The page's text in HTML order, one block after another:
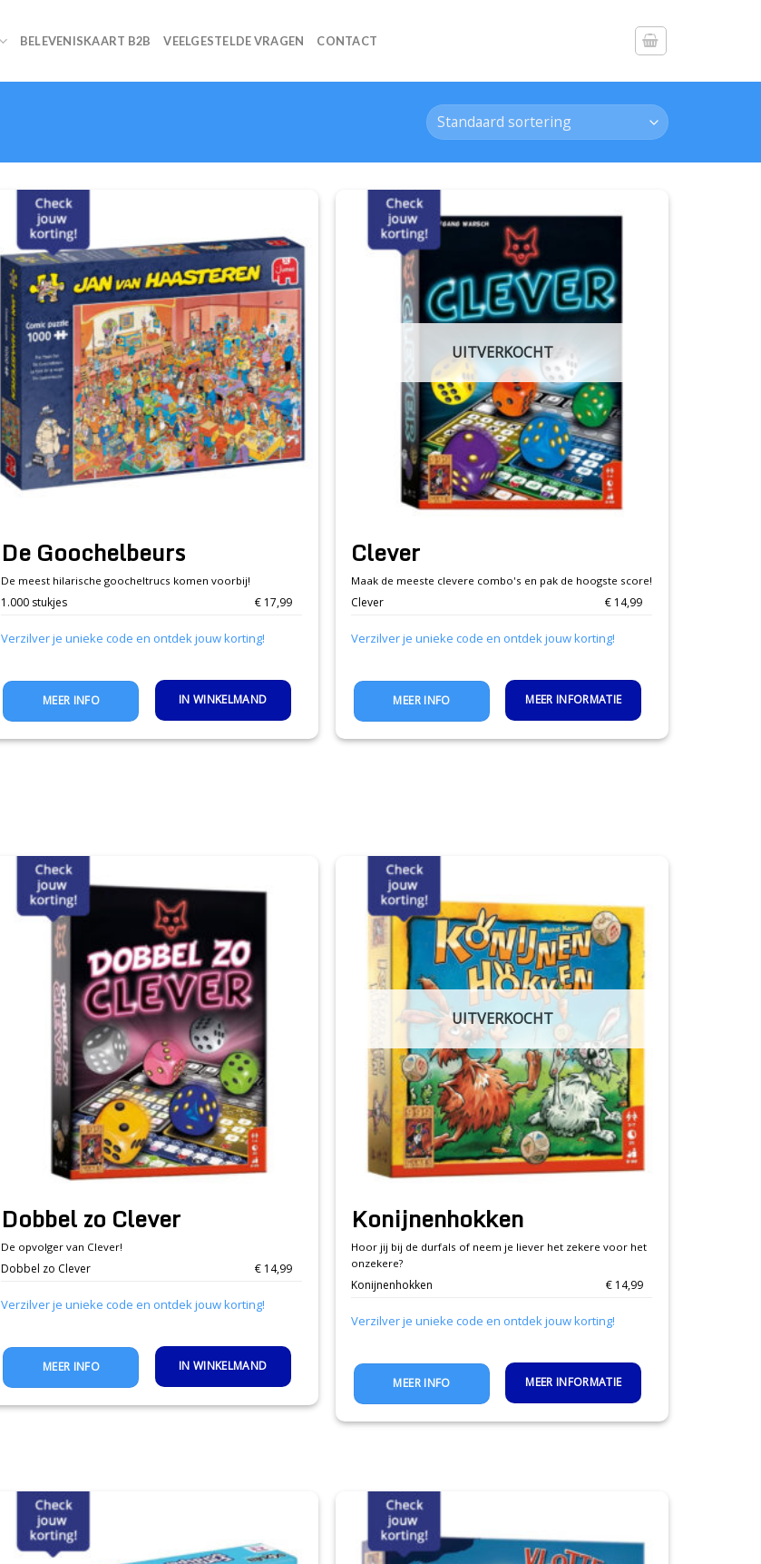
BELEVENISKAART B2B VEELGESTELDE VRAGEN CONTACT
De Goochelbeurs
De meest hilarische goocheltrucs komen voorbij!
1.000 stukjes € 17,99
Verzilver je unieke code en ontdek jouw korting!
IN WINKELMAND
MEER INFO
UITVERKOCHT
Clever
Maak de meeste clevere combo's en pak de hoogste score!
Clever € 14,99
Verzilver je unieke code en ontdek jouw korting!
MEER INFORMATIE
MEER INFO
Dobbel zo Clever
De opvolger van Clever!
Dobbel zo Clever € 14,99
Verzilver je unieke code en ontdek jouw korting!
IN WINKELMAND
MEER INFO
UITVERKOCHT
Konijnenhokken
Hoor jij bij de durfals of neem je liever het zekere voor het
onzekere?
Konijnenhokken € 14,99
Verzilver je unieke code en ontdek jouw korting!
MEER INFORMATIE
MEER INFO